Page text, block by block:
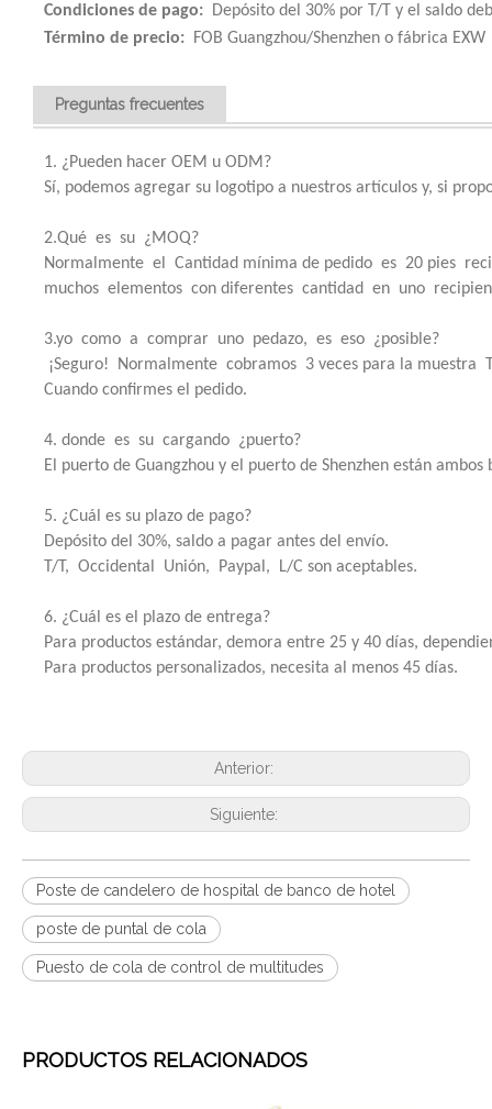
Condiciones de pago: Depósito del 30% por T/T y el saldo
Término de precio:
FOB Guangzhou/Shenzhen o fábrica EXW
Preguntas frecuentes
1. ¿Pueden hacer OEM u ODM?
Sí, podemos agregar su logotipo a nuestros artículos y, si
2.Qué es su ¿MOQ?
Normalmente el Cantidad mínima de pedido es 20 pies
muchos elementos con diferentes cantidad en uno
3.yo como a comprar uno pedazo, es eso ¿posible?
¡Seguro! Normalmente cobramos 3 veces para la muestra
Cuando confirmes el pedido.
4. donde es su cargando ¿puerto?
El puerto de Guangzhou y el puerto de Shenzhen están ambos
5. ¿Cuál es su plazo de pago?
Depósito del 30%, saldo a pagar antes del envío.
T/T, Occidental Unión, Paypal, L/C son aceptables.
6. ¿Cuál es el plazo de entrega?
Para productos estándar, demora entre 25 y 40 días,
Para productos personalizados, necesita al menos 45 días.
Anterior:
Siguiente:
Poste de candelero de hospital de banco de hotel
poste de puntal de cola
Puesto de cola de control de multitudes
PRODUCTOS RELACIONADOS